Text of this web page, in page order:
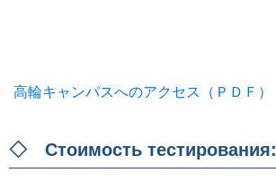
高輪キャンパスへのアクセス（ＰＤＦ）
◇ Стоимость тестирования: